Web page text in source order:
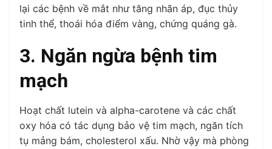
lại các bệnh về mắt như tăng nhãn áp, đục thủy
tinh thể, thoái hóa điểm vàng, chứng quáng gà.
3. Ngăn ngừa bệnh tim
mạch
Hoạt chất lutein và alpha-carotene và các chất
oxy hóa có tác dụng bảo vệ tim mạch, ngăn tích
tụ mảng bám, cholesterol xấu. Nhờ vậy mà phòng